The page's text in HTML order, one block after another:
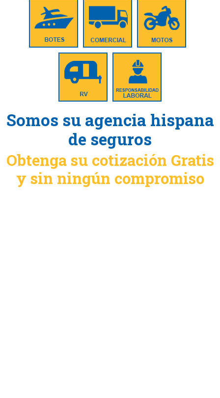
Somos su agencia hispana
de seguros
Obtenga su cotización Gratis
y sin ningún compromiso